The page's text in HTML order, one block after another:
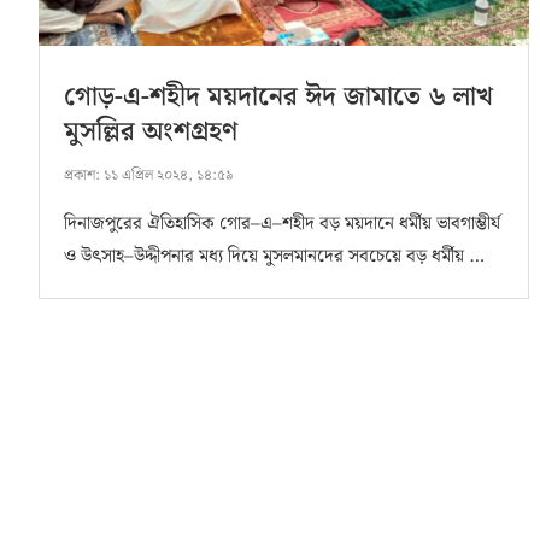
গোড়-এ-শহীদ ময়দানের ঈদ জামাতে ৬ লাখ
মুসল্লির অংশগ্রহণ
প্রকাশ: ১১ এপ্রিল ২০২৪, ১৪:৫৯
দিনাজপুরের ঐতিহাসিক গোর–এ–শহীদ বড় ময়দানে ধর্মীয় ভাবগাম্ভীর্য
ও উৎসাহ–উদ্দীপনার মধ্য দিয়ে মুসলমানদের সবচেয়ে বড় ধর্মীয় …